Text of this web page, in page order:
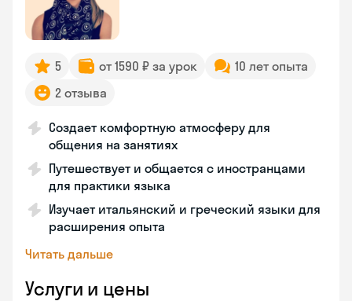
5 от 1590 ₽ за урок
10 лет опыта
2 отзыва
Создает комфортную атмосферу для
общения на занятиях
Путешествует и общается с иностранцами
для практики языка
Изучает итальянский и греческий языки для
расширения опыта
Читать дальше
Услуги и цены